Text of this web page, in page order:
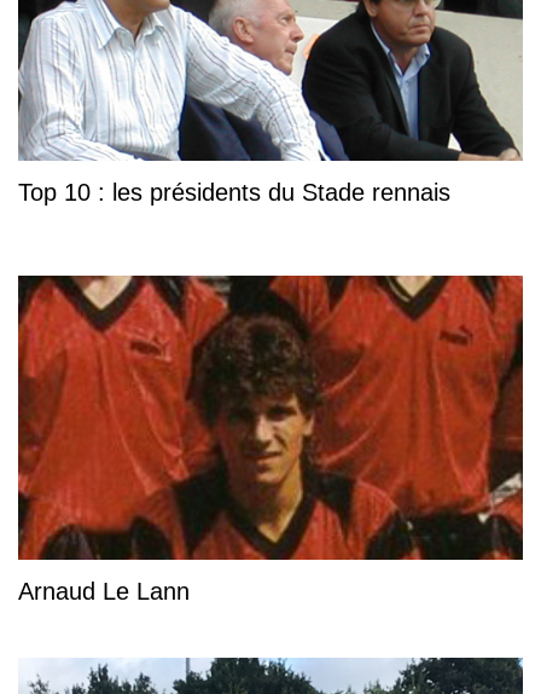
Top 10 : les présidents du Stade rennais
Arnaud Le Lann